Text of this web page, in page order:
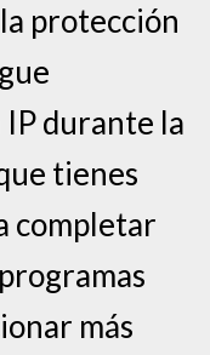
protección
durante la
tienes
completar
más